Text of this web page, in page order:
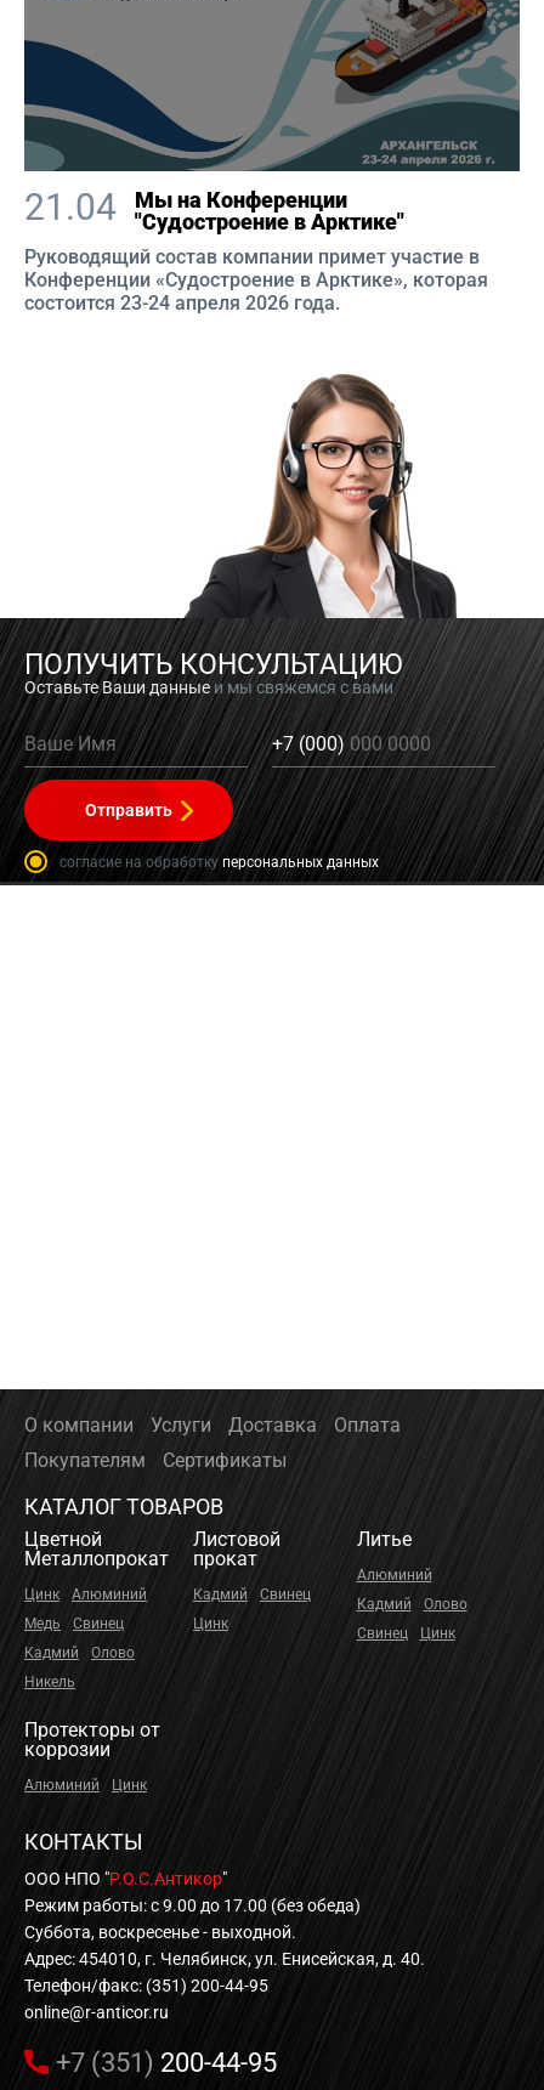
21.04
Мы на Конференции
"Судостроение в Арктике"
Руководящий состав компании примет участие в
Конференции «Судостроение в Арктике», которая
состоится 23-24 апреля 2026 года.
ПОЛУЧИТЬ КОНСУЛЬТАЦИЮ
Оставьте Ваши данные и мы свяжемся с вами
Ваше Имя +7 (000)000 0000
Отправить
согласие на обработку персональных данных
О компании Услуги Доставка
Оплата
Покупателям
Сертификаты
КАТАЛОГ ТОВАРОВ
Цветной
Металлопрокат
Цинк
Алюминий
Медь
Свинец
Кадмий
Олово
Никель
Листовой
прокат
Кадмий
Свинец
Цинк
Литье
Алюминий
Кадмий
Олово
Свинец
Цинк
Протекторы от
коррозии
Алюминий Цинк
КОНТАКТЫ
ООО НПО "Р.О.С.Антикор"
Режим работы: с 9.00 до 17.00 (без обеда)
Суббота, воскресенье - выходной.
Адрес: 454010, г. Челябинск, ул. Енисейская, д. 40.
Телефон/факс: (351) 200-44-95
online@r-anticor.ru
+7 (351) 200-44-95